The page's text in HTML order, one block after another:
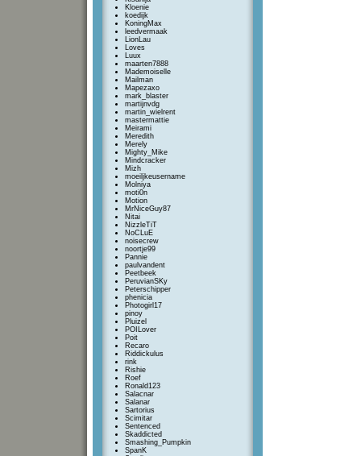
Kloenie
koedijk
KoningMax
leedvermaak
LionLau
Loves
Luux
maarten7888
Mademoiselle
Mailman
Mapezaxo
mark_blaster
martijnvdg
martin_wielrent
mastermattie
Meirami
Meredith
Merely
Mighty_Mike
Mindcracker
Mizh
moeiljkeusername
Molniya
moti0n
Motion
MrNiceGuy87
Nitai
NizzleTiT
NoCLuE
noisecrew
noortje99
Pannie
paulvandent
Peetbeek
PeruvianSKy
Peterschipper
phenicia
Photogirl17
pinoy
Pluizel
POILover
Poit
Recaro
Riddickulus
rink
Rishie
Roef
Ronald123
Salacnar
Salanar
Sartorius
Scimitar
Sentenced
Skaddicted
Smashing_Pumpkin
SpanK